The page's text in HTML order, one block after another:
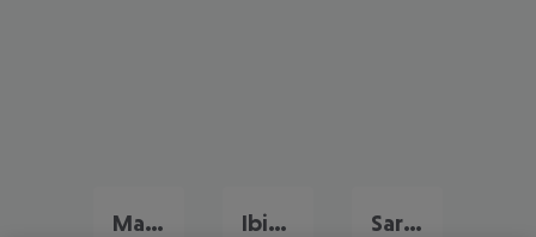
Mallorca Urlaub Ibiza Urlaub Sardinien Urlaub